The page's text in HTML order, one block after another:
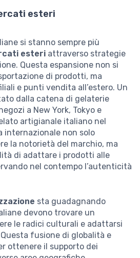
esteri
si stanno sempre più
esteri attraverso strategie
Questa espansione non si
di prodotti, ma
e punti vendita all’estero. Un
dalla catena di gelaterie
a New York, Tokyo e
artigianale italiano nel
internazionale non solo
la notorietà del marchio, ma
di adattare i prodotti alle
nel contempo l’autenticità
sta guadagnando
devono trovare un
le radici culturali e adattarsi
fusione di globalità e
ottenere il supporto dei